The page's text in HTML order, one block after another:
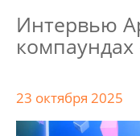
Интервью
23 октября 2025